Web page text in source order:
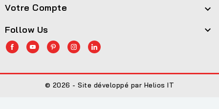
Votre Compte 
Follow Us 
© 2026 - Site développé par Helios IT